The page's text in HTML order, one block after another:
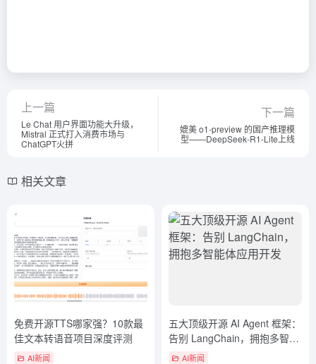
上一篇
Le Chat 用户界面功能大升级，
Mistral 正式打入消费市场与
ChatGPT火拼
下一篇
媲美 o1-preview 的国产推理模
型——DeepSeek-R1-Lite上线
相关文章
免费开源TTS哪家强？10款最
佳文本转语音项目深度评测
AI新闻
五大顶级开源 AI Agent 框架：
告别 LangChain，拥抱多智能
体应用开发
AI新闻